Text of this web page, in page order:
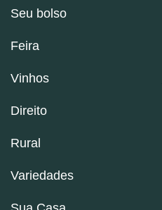
Seu bolso
Feira
Vinhos
Direito
Rural
Variedades